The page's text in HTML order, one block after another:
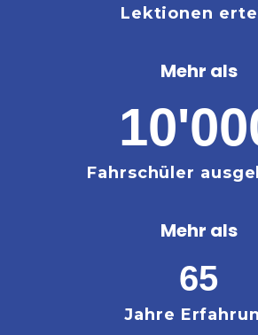
Lektionen
Mehr als
Fahrschüler
Mehr als
65
Jahre